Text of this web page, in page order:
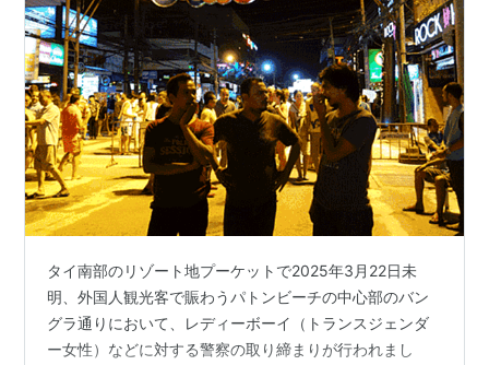
タイ南部のリゾート地プーケットで2025年3月22日未
明、外国人観光客で賑わうパトンビーチの中心部のバン
グラ通りにおいて、レディーボーイ（トランスジェンダ
ー女性）などに対する警察の取り締まりが行われまし